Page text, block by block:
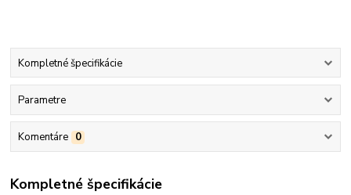
Kompletné špecifikácie
Parametre
Komentáre 0
Kompletné špecifikácie